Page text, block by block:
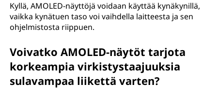
Kyllä, AMOLED-näyttöjä voidaan käyttää kynäkynillä,
vaikka kynätuen taso voi vaihdella laitteesta ja sen
ohjelmistosta riippuen.
Voivatko AMOLED-näytöt tarjota
korkeampia virkistystaajuuksia
sulavampaa liikettä varten?